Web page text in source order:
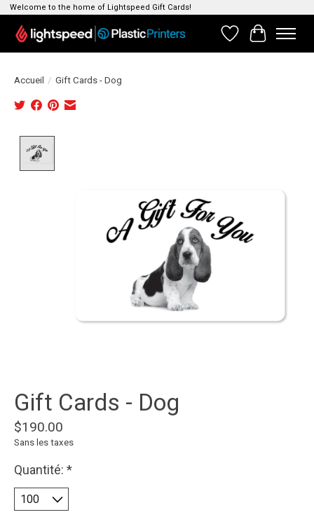
Welcome to the home of Lightspeed Gift Cards!
Liste de souhaits
Panier
Accueil / Gift Cards - Dog
Gift Cards - Dog
$190.00
Sans les taxes
Quantité: *